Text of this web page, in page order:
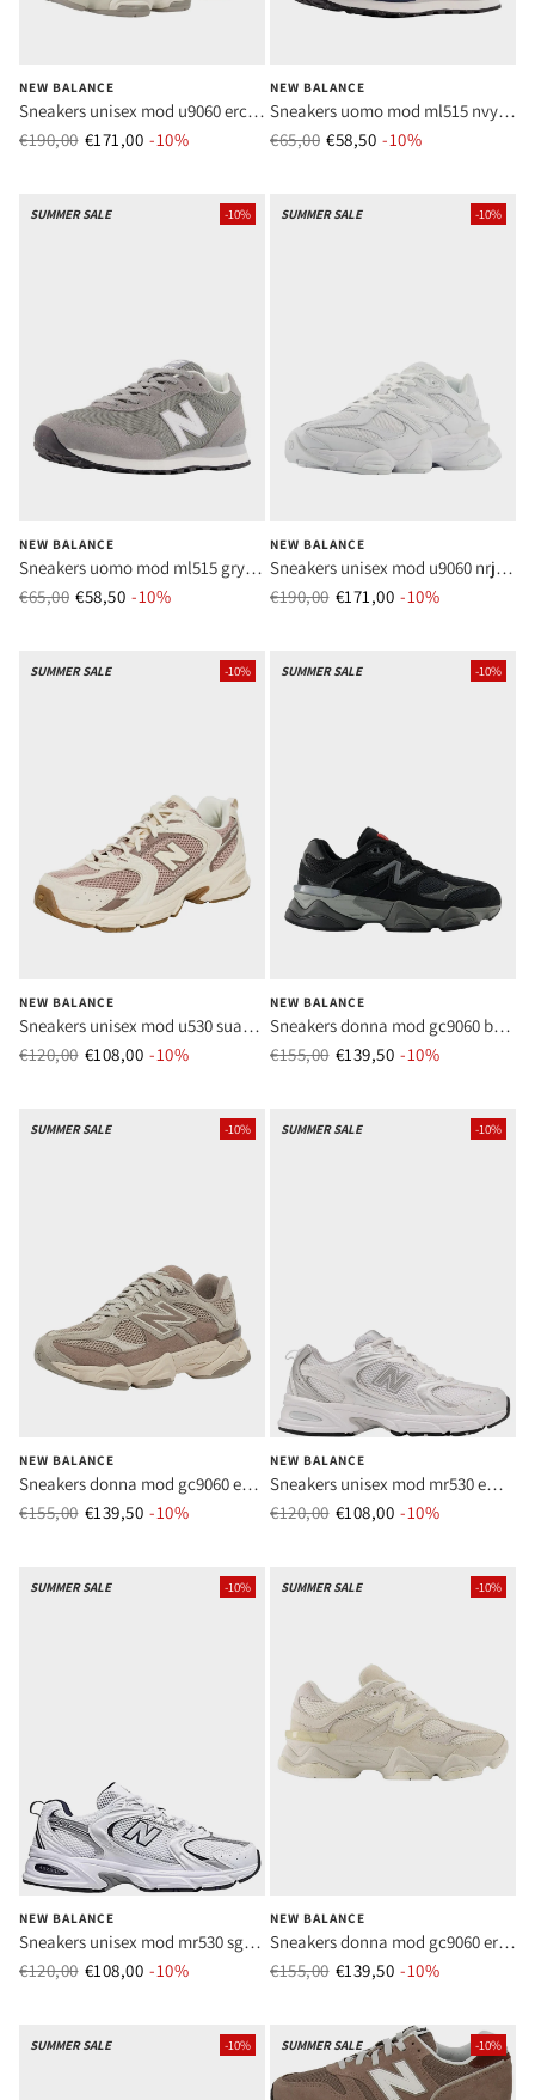
NEW BALANCE
Sneakers unisex mod u9060 erc
beige
€171,00 -10%Prezzo di vendita
Prezzo normale
€190,00
NEW BALANCE
Sneakers uomo mod ml515 nvy
navy
€58,50 -10%Prezzo di
Prezzo normale
€65,00
-10%
SUMMER SALE
NEW BALANCE
Sneakers uomo mod ml515 gry
grey
€58,50 -10%Prezzo di vendita
Prezzo normale
€65,00
-10%
SUMMER SALE
NEW BALANCE
Sneakers unisex mod u9060 nrj
bianco
€171,00 -10%Prezzo di
Prezzo normale
€190,00
-10%
SUMMER SALE
NEW BALANCE
Sneakers unisex mod u530 sua
beige
€108,00 -10%Prezzo di vendita
Prezzo normale
€120,00
-10%
SUMMER SALE
NEW BALANCE
Sneakers donna mod gc9060 bk
nero
€139,50 -10%Prezzo di
Prezzo normale
€155,00
-10%
SUMMER SALE
NEW BALANCE
Sneakers donna mod gc9060 ex
beige
€139,50 -10%Prezzo di vendita
Prezzo normale
€155,00
-10%
SUMMER SALE
NEW BALANCE
Sneakers unisex mod mr530 ema
silver
€108,00 -10%Prezzo di
Prezzo normale
€120,00
-10%
SUMMER SALE
NEW BALANCE
Sneakers unisex mod mr530 sg
bianco
€108,00 -10%Prezzo di vendita
Prezzo normale
€120,00
-10%
SUMMER SALE
NEW BALANCE
Sneakers donna mod gc9060 er
bianco
€139,50 -10%Prezzo di
Prezzo normale
€155,00
-10%
SUMMER SALE -10%
SUMMER SALE